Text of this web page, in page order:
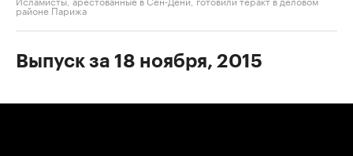
районе Парижа
Выпуск за 18 ноября, 2015